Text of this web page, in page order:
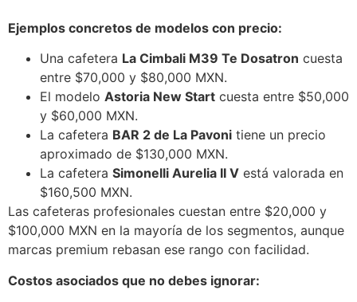
Ejemplos concretos de modelos con precio:
Una cafetera La Cimbali M39 Te Dosatron cuesta
entre $70,000 y $80,000 MXN.
El modelo Astoria New Start cuesta entre $50,000
y $60,000 MXN.
La cafetera BAR 2 de La Pavoni tiene un precio
aproximado de $130,000 MXN.
La cafetera Simonelli Aurelia II V está valorada en
$160,500 MXN.
Las cafeteras profesionales cuestan entre $20,000 y
$100,000 MXN en la mayoría de los segmentos, aunque
marcas premium rebasan ese rango con facilidad.
Costos asociados que no debes ignorar: